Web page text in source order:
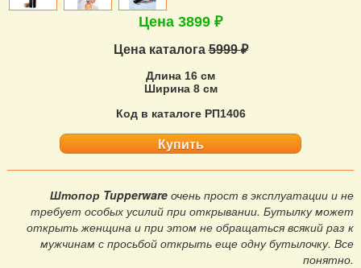
Цена 3899 ₽
Цена каталога5999 ₽
Длина 16 см
Ширина 8 см
Код в каталоге РП1406
Купить
Штопор Tupperwareочень прост в эксплуатации и не
требует особых усилий при открывании. Бутылку может
открыть женщина и при этом не обращаться всякий раз к
мужчинам с просьбой открыть еще одну бутылочку. Все
понятно.